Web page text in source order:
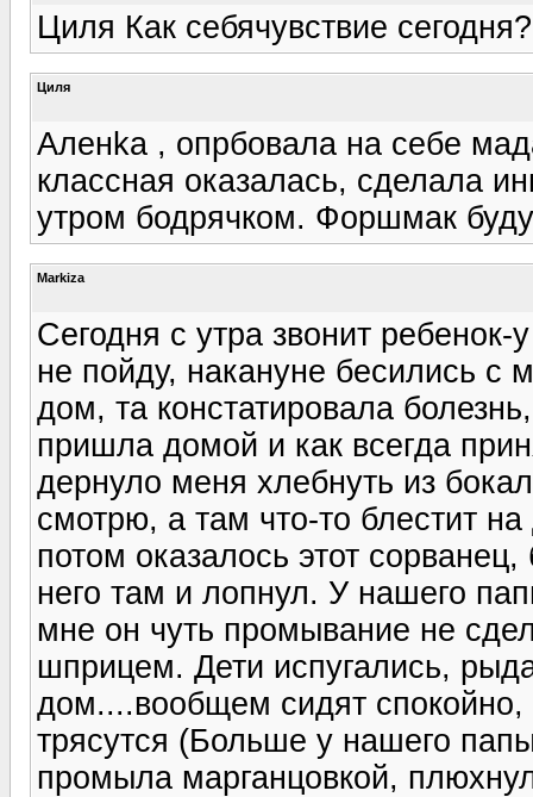
Циля Как себячувствие сегодня?
Циля
Аленka , опрбовала на себе
классная оказалась, сделала
утром бодрячком. Форшмак
Markiza
Сегодня с утра звонит
не пойду, накануне бесились с
дом, та констатировала
пришла домой и как всегда
дернуло меня хлебнуть из
смотрю, а там что-то блестит
потом оказалось этот
него там и лопнул. У нашего
мне он чуть промывание не
шприцем. Дети испугались,
дом....вообщем сидят спокойно,
трясутся (Больше у нашего
промыла марганцовкой,